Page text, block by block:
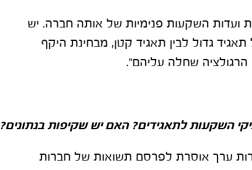
ועדות השקעות פנימיות של אותה חברה. יש
גדול לבין תאגיד קטן, מבחינת היקף
הרגולציה שחלה עליהם".
השקעות לתאגידים? האם יש שקיפות בנתונים?
ערך אוסרת לפרסם תשואות של חברות